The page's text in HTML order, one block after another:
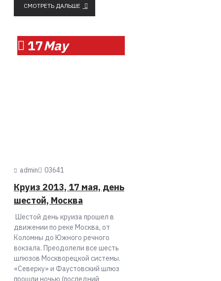
СМОТРЕТЬ ДАЛЬШЕ
17May
admin 03641
Круиз 2013, 17 мая, день
шестой, Москва
Шестой день круиза прошел в
движении по реке Москва, от
Коломны до Южного речного
вокзала. Преодолели все шесть
шлюзов Москворецкой системы.
«Северку» и Фаустовский шлюз
прошли ночью (последний